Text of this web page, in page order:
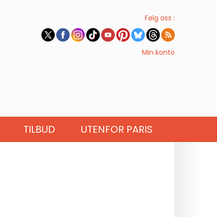
Følg oss :
Min konto
TILBUD UTENFOR PARIS